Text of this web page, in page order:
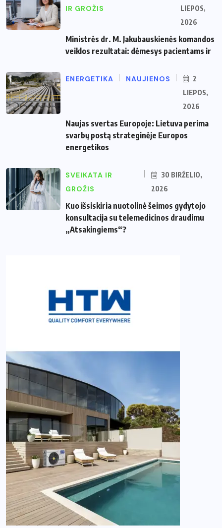
IR GROŽIS
LIEPOS,
2026
Ministrės dr. M. Jakubauskienės komandos
veiklos rezultatai: dėmesys pacientams ir
ENERGETIKA NAUJIENOS
2
LIEPOS,
2026
Naujas svertas Europoje: Lietuva perima
svarbų postą strateginėje Europos
energetikos
SVEIKATA IR
GROŽIS
30 BIRŽELIO,
2026
Kuo išsiskiria nuotolinė šeimos gydytojo
konsultacija su telemedicinos draudimu
„Atsakingiems“?